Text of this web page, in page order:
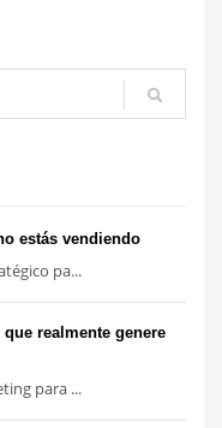
estás vendiendo
pa...
realmente genere
para ...